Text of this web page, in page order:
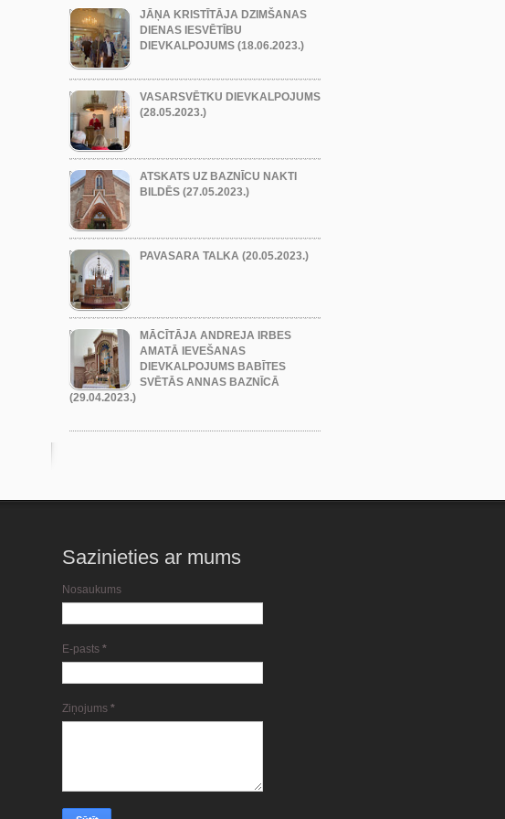
JĀŅA KRISTĪTĀJA DZIMŠANAS
DIENAS IESVĒTĪBU
DIEVKALPOJUMS (18.06.2023.)
VASARSVĒTKU DIEVKALPOJUMS
(28.05.2023.)
ATSKATS UZ BAZNĪCU NAKTI
BILDĒS (27.05.2023.)
PAVASARA TALKA (20.05.2023.)
MĀCĪTĀJA ANDREJA IRBES
AMATĀ IEVEŠANAS
DIEVKALPOJUMS BABĪTES
SVĒTĀS ANNAS BAZNĪCĀ
(29.04.2023.)
Sazinieties ar mums
Nosaukums
E-pasts *
Ziņojums *